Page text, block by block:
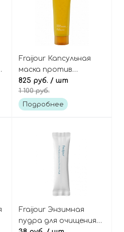
Fraijour Капсульная
маска против
пигментации с юдзу и
мёдом Yuzu Honey
Anti-Mela Capsule
825 руб. / шт
1 100 руб.
Подробнее
Fraijour Энзимная
пудра для очищения